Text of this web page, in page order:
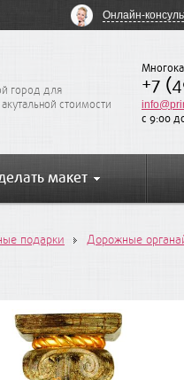
Онлайн-
город для
стоимости
+7
c 9:00
макет
подарки Дорожные